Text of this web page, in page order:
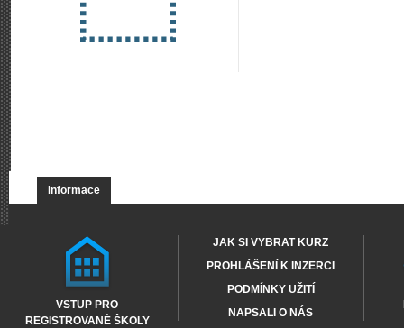
Informace
VSTUP PRO
REGISTROVANÉ ŠKOLY
JAK SI VYBRAT KURZ
PROHLÁŠENÍ K INZERCI
PODMÍNKY UŽITÍ
NAPSALI O NÁS